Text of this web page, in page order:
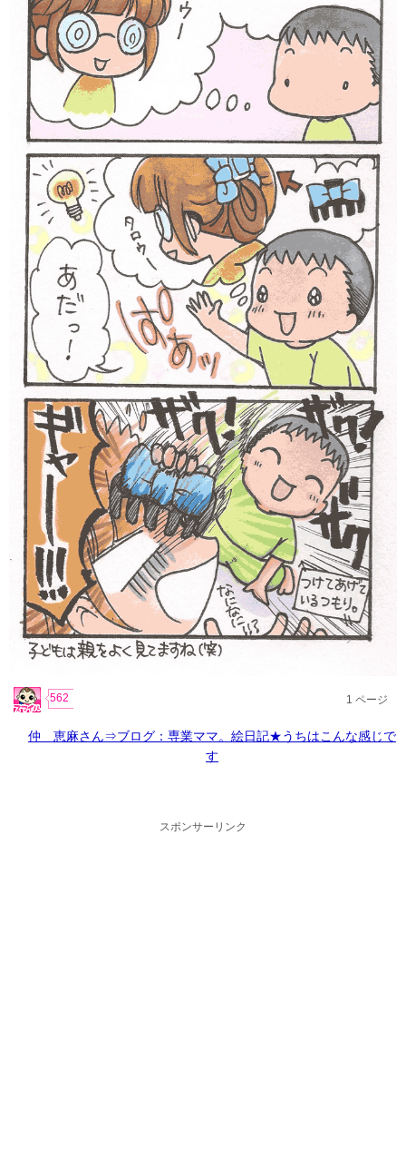
562
仲 恵麻さん⇒ブログ：専業ママ。絵日記★うちはこんな感じで
す
1 ページ
スポンサーリンク